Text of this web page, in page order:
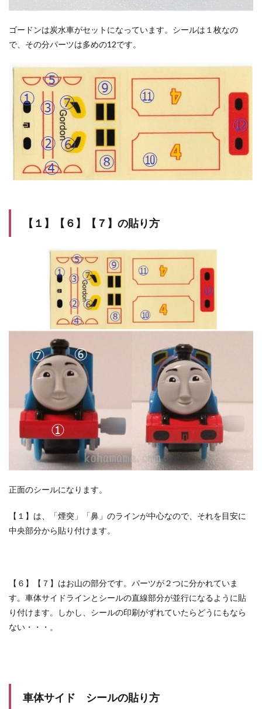
ゴードンは炭水車がセットになっています。シールは１枚なの
で、その分パーツは多めの12です。
【１】【６】【７】の貼り方
正面のシールになります。
【１】は、「煙突」「鼻」のラインが中心なので、それを目安に
中央部分から貼り付けます。
【６】【７】はお山の部分です。パーツが２つに分かれていま
す。車体サイドラインとシールの直線部分が並行になるように貼
り付けます。しかし、シールの印刷がずれていたらどうにもなら
ない・・・。
車体サイド シールの貼り方